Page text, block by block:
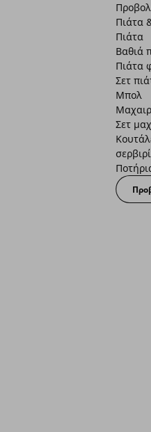
Πιάτα
Πιάτα
Βαθιά
Πιάτα
Σετ
Μπολ
Σετ